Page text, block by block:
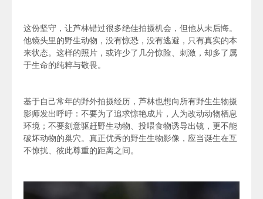
这份坚守，让芦林错过很多绝佳拍摄机会，但他从未后悔。
他镜头里的野生动物，没有惊恐，没有逃避，只有真实的本
来状态。这样的照片，或许少了几分惊险、刺激，却多了属
于生命的纯粹与敬畏。
基于自己常年的野外拍摄经历，芦林也想向所有野生生物摄
影师发出呼吁：不要为了追求惊艳成片，人为改动动物栖息
环境；不要刻意驱赶野生动物、投喂食物诱导出镜，更不能
破坏动物的巢穴。真正优秀的野生生物影像，应当诞生在互
不惊扰、彼此尊重的距离之间。